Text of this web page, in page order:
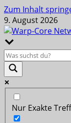
Zum Inhalt
9. August 2026
Nur Exakte